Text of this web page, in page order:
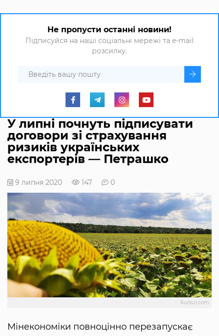
Не пропусти останні новини!
Підписуйся на наші соціальні мережі та e-mail
розсилку.
У липні почнуть підписувати
договори зі страхування
ризиків українських
експортерів — Петрашко
9 липня 2020 147 0
Kurkul.com
Мінекономіки повноцінно перезапускає